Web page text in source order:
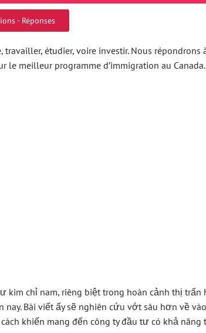
- Réponses
étudier, voire investir. Nous répondrons
le meilleur programme d’immigration au Canada.
kim chỉ nam, riêng biệt trong hoàn cảnh thị trấn
Bài viết ấy sẽ nghiên cứu vớt sâu hơn về
khiến mang đến công ty đầu tư có khả năng